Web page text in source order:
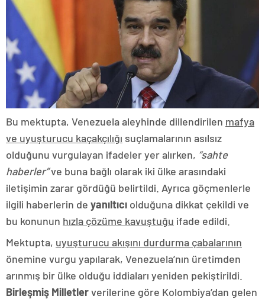
Bu mektupta, Venezuela aleyhinde dillendirilen mafya
ve uyuşturucu kaçakçılığı suçlamalarının asılsız
olduğunu vurgulayan ifadeler yer alırken, “sahte
haberler”ve buna bağlı olarak iki ülke arasındaki
iletişimin zarar gördüğü belirtildi. Ayrıca göçmenlerle
ilgili haberlerin de yanıltıcı olduğuna dikkat çekildi ve
bu konunun hızla çözüme kavuştuğu ifade edildi.
Mektupta, uyuşturucu akışını durdurma çabalarının
önemine vurgu yapılarak, Venezuela’nın üretimden
arınmış bir ülke olduğu iddiaları yeniden pekiştirildi.
Birleşmiş Milletlerverilerine göre Kolombiya’dan gelen